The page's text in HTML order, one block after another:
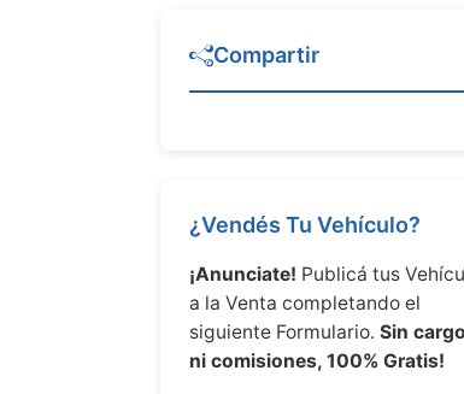
Compartir
¿Vendés Tu Vehículo?
¡Anunciate! Publicá tus
a la Venta completando el
siguiente Formulario. Sin
ni comisiones, 100% Gratis!